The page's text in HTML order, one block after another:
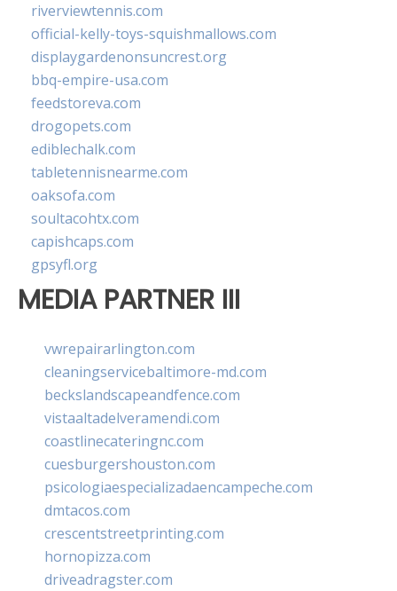
riverviewtennis.com
official-kelly-toys-squishmallows.com
displaygardenonsuncrest.org
bbq-empire-usa.com
feedstoreva.com
drogopets.com
ediblechalk.com
tabletennisnearme.com
oaksofa.com
soultacohtx.com
capishcaps.com
gpsyfl.org
MEDIA PARTNER III
vwrepairarlington.com
cleaningservicebaltimore-md.com
beckslandscapeandfence.com
vistaaltadelveramendi.com
coastlinecateringnc.com
cuesburgershouston.com
psicologiaespecializadaencampeche.com
dmtacos.com
crescentstreetprinting.com
hornopizza.com
driveadragster.com